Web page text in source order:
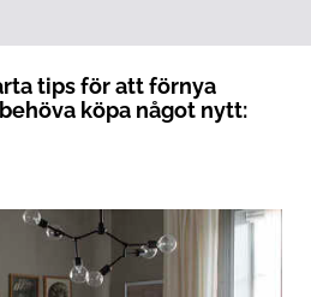
tips för att förnya
köpa något nytt: